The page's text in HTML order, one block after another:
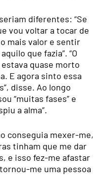
diferentes: “Se
vou voltar a tocar de
mais valor e sentir
que fazia”. “O
quase morto
E agora sinto essa
disse. Ao longo
“muitas fases” e
a alma”.
conseguia mexer-me,
tinham que me dar
e isso fez-me afastar
me uma pessoa